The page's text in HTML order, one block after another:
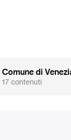
Comune di
17 contenuti